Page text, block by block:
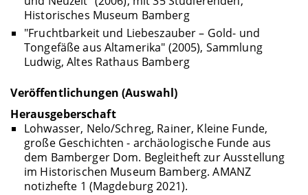
Historisches Museum Bamberg
"Fruchtbarkeit und Liebeszauber – Gold- und
Tongefäße aus Altamerika" (2005), Sammlung
Ludwig, Altes Rathaus Bamberg
Veröffentlichungen (Auswahl)
Herausgeberschaft
Lohwasser, Nelo/Schreg, Rainer, Kleine Funde,
große Geschichten - archäologische Funde aus
dem Bamberger Dom. Begleitheft zur Ausstellung
im Historischen Museum Bamberg. AMANZ
notizhefte 1 (Magdeburg 2021).